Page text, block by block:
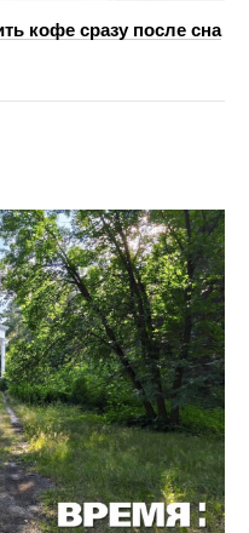
кофе сразу после сна